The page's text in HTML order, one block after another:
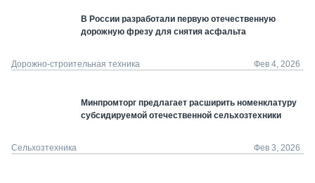
В России разработали первую отечественную
дорожную фрезу для снятия асфальта
Дорожно-строительная техника Фев 4, 2026
Минпромторг предлагает расширить номенклатуру
субсидируемой отечественной сельхозтехники
Сельхозтехника Фев 3, 2026